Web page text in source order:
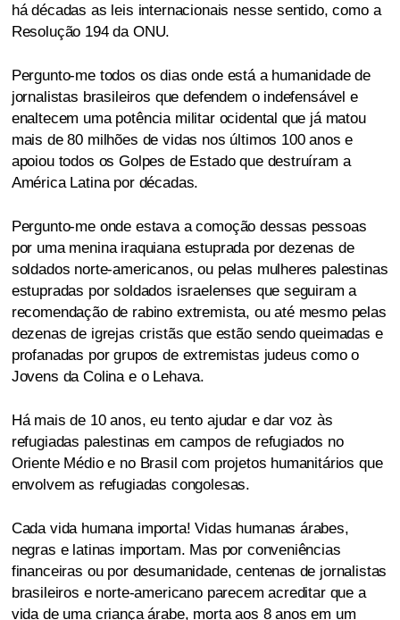
há décadas as leis internacionais nesse sentido, como a
Resolução 194 da ONU.
Pergunto-me todos os dias onde está a humanidade de
jornalistas brasileiros que defendem o indefensável e
enaltecem uma potência militar ocidental que já matou
mais de 80 milhões de vidas nos últimos 100 anos e
apoiou todos os Golpes de Estado que destruíram a
América Latina por décadas.
Pergunto-me onde estava a comoção dessas pessoas
por uma menina iraquiana estuprada por dezenas de
soldados norte-americanos, ou pelas mulheres palestinas
estupradas por soldados israelenses que seguiram a
recomendação de rabino extremista, ou até mesmo pelas
dezenas de igrejas cristãs que estão sendo queimadas e
profanadas por grupos de extremistas judeus como o
Jovens da Colina e o Lehava.
Há mais de 10 anos, eu tento ajudar e dar voz às
refugiadas palestinas em campos de refugiados no
Oriente Médio e no Brasil com projetos humanitários que
envolvem as refugiadas congolesas.
Cada vida humana importa! Vidas humanas árabes,
negras e latinas importam. Mas por conveniências
financeiras ou por desumanidade, centenas de jornalistas
brasileiros e norte-americano parecem acreditar que a
vida de uma criança árabe, morta aos 8 anos em um